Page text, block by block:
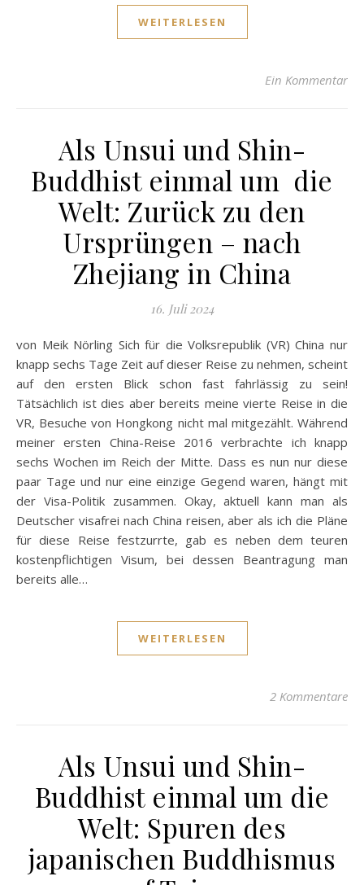
WEITERLESEN
Ein Kommentar
Als Unsui und Shin-
Buddhist einmal um die
Welt: Zurück zu den
Ursprüngen – nach
Zhejiang in China
16. Juli 2024
von Meik Nörling Sich für die Volksrepublik (VR) China nur
knapp sechs Tage Zeit auf dieser Reise zu nehmen, scheint
auf den ersten Blick schon fast fahrlässig zu sein!
Tätsächlich ist dies aber bereits meine vierte Reise in die
VR, Besuche von Hongkong nicht mal mitgezählt. Während
meiner ersten China-Reise 2016 verbrachte ich knapp
sechs Wochen im Reich der Mitte. Dass es nun nur diese
paar Tage und nur eine einzige Gegend waren, hängt mit
der Visa-Politik zusammen. Okay, aktuell kann man als
Deutscher visafrei nach China reisen, aber als ich die Pläne
für diese Reise festzurrte, gab es neben dem teuren
kostenpflichtigen Visum, bei dessen Beantragung man
bereits alle…
WEITERLESEN
2 Kommentare
Als Unsui und Shin-
Buddhist einmal um die
Welt: Spuren des
japanischen Buddhismus